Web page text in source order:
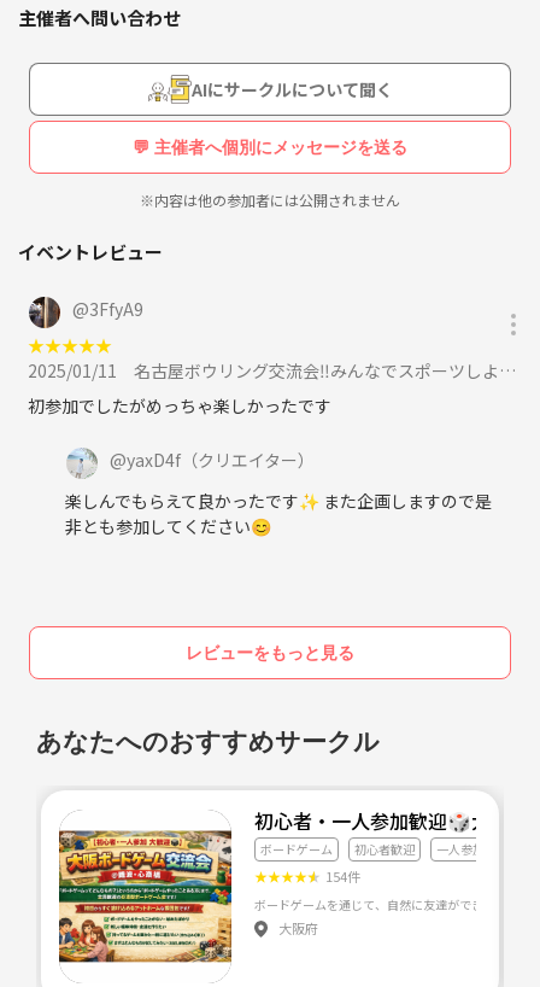
主催者へ問い合わせ
AIにサークルについて聞く
💬 主催者へ個別にメッセージを送る
※内容は他の参加者には公開されません
イベントレビュー
@3FfyA9
★★★★★
2025/01/11
名古屋ボウリング交流会‼️みんなでスポーツしよう✨️に参加
初参加でしたがめっちゃ楽しかったです
@yaxD4f （クリエイター）
楽しんでもらえて良かったです✨️ また企画しますので是
非とも参加してください😊
レビューをもっと見る
あなたへのおすすめサークル
初心者・一人参加歓迎🎲大阪難
ボードゲーム 初心者歓迎 一人参加歓迎
★★★★★ 154件
大阪府